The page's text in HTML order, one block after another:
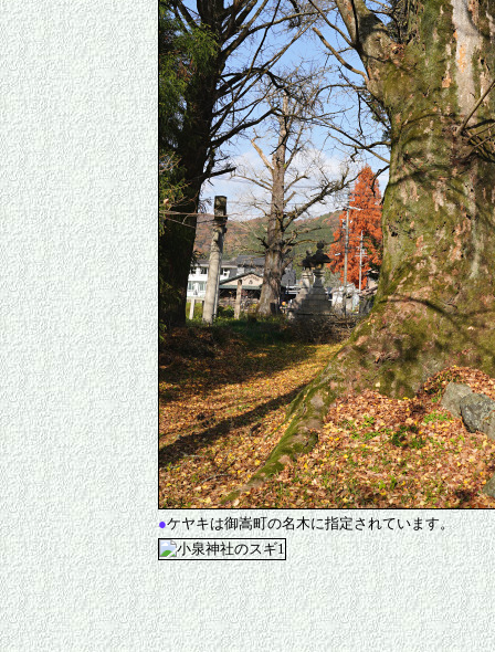
●ケヤキは御嵩町の名木に指定されています。